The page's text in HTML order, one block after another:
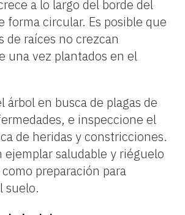
a lo largo del borde del
forma circular. Es posible que
de raíces no crezcan
una vez plantados en el
árbol en busca de plagas de
e inspeccione el
de heridas y constricciones.
ejemplar saludable y riéguelo
preparación para
suelo.